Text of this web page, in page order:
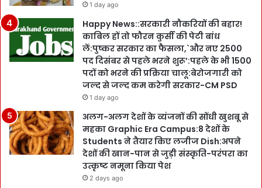
1 day ago
Happy News::सरकारी नौकरियों की बहार!
काबिल हों तो फौरन कुर्सी की पेटी बांध
लें:पुष्कर सरकार का फैसला,`और नए 2500
पद दिसंबर से पहले भरने शुरू’:पहले के भी 1500
पदों को भरने की प्रक्रिया चालू:बेरोजगारी को
जल्द से जल्द कम करेगी सरकार-CM PSD
1 day ago
अलग-अलग देशों के व्यंजनों की सोंधी खुशबू से
महका Graphic Era Campus:8 देशों के
Students ने तैयार किए लजीज Dish:अपने
देशों की खान-पान से जुड़ी संस्कृति-परंपरा का
उत्कृष्ट नमूना किया पेश
2 days ago